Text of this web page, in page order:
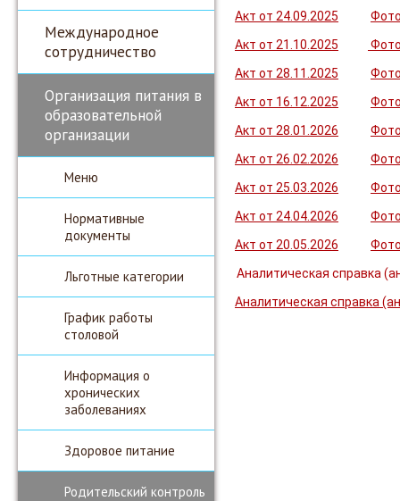
Международное
сотрудничество
Организация питания в
образовательной
организации
Меню
Нормативные
документы
Льготные категории
График работы
столовой
Информация о
хронических
заболеваниях
Здоровое питание
Родительский контроль
Акт от 24.09.2025
Акт от 21.10.2025
Акт от 28.11.2025
Акт от 16.12.2025
Акт от 28.01.2026
Акт от 26.02.2026
Акт от 25.03.2026
Акт от 24.04.2026
Акт от 20.05.2026
Аналитическая справка
Аналитическая справка